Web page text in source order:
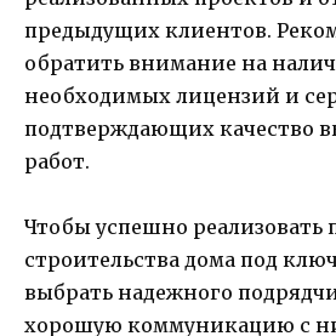
предыдущих клиентов.
обратить внимание на
необходимых лицензий и
подтверждающих качество
работ.
Чтобы успешно реализовать
строительства дома под
выбрать надежного
хорошую коммуникацию с